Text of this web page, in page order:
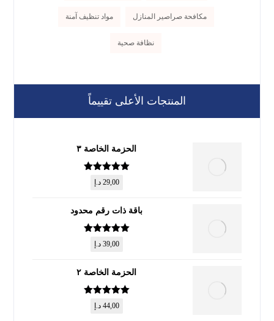
مكافحة صراصير المنازل مواد تنظيف آمنة
نظافة صحية
المنتجات الأعلى تقييماً
الحزمة الخاصة ٣
تم التقييم
من 5
29,00 د.إ
باقة ذات رقم محدود
تم التقييم
من 5
39,00 د.إ
الحزمة الخاصة ٢
تم التقييم
من 5
44,00 د.إ